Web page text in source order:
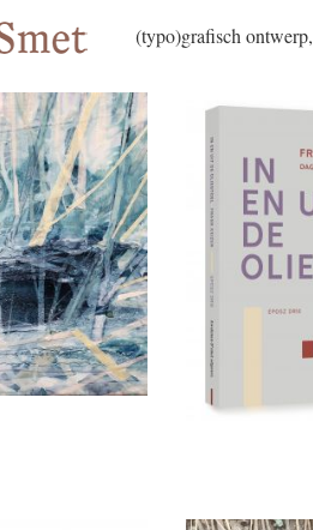
(typo)grafisch ontwerp,